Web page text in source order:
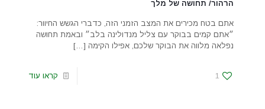
הרהור/ תחושה של מלך
אתם בטח מכירים את המצב הזמני הזה, כדברי הגשש החיוור:
״אתם קמים בבוקר עם צליל מנדולינה בלב״ ובאמת תחושה
נפלאה מלווה את הבוקר שלכם, אפילו הקימה […]
1 קראו עוד